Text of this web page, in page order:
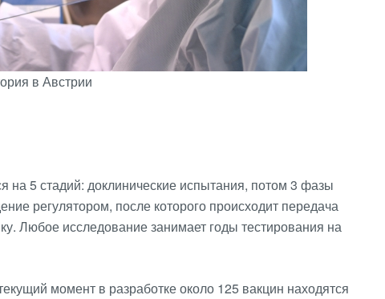
в Австрии
на 5 стадий: доклинические испытания, потом 3 фазы
регулятором, после которого происходит передача
Любое исследование занимает годы тестирования на
момент в разработке около 125 вакцин находятся